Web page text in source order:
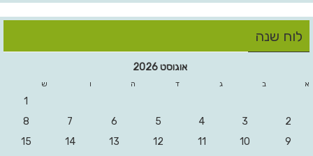
לוח שנה
אוגוסט 2026
א ב ג ד ה ו ש
1
2
3
4
5
6
7
8
9
10
11
12
13
14
15